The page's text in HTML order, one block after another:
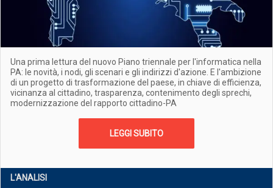
Una prima lettura del nuovo Piano triennale per l'informatica nella
PA: le novità, i nodi, gli scenari e gli indirizzi d'azione. E l'ambizione
di un progetto di trasformazione del paese, in chiave di efficienza,
vicinanza al cittadino, trasparenza, contenimento degli sprechi,
modernizzazione del rapporto cittadino-PA
LEGGI SUBITO
L'ANALISI